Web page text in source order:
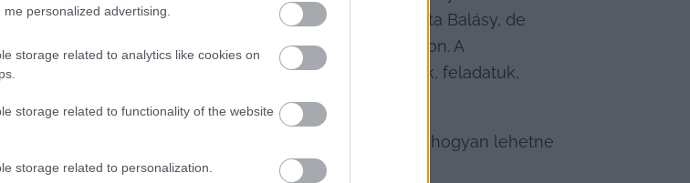
personalized advertising.
storage related to analytics like cookies on
storage related to functionality of the website
storage related to personalization.
rendelkeznek. Nem kell takargatnia semmit, mondta Balásy, de
túlmutatnak az állami kommunikációs feladatokon. A
ők érteket teremtettek, szeretné, ha az ő helyük, feladatuk,
előre senkivel. Külön anyagot készített arról, hogyan lehetne
szívesen részt venne.